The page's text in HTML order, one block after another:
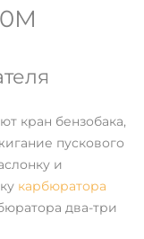
кран бензобака,
пускового
и
карбюратора
два-три